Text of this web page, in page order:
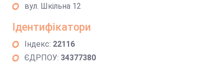
вул. Шкільна 12
Ідентифікатори
Індекс: 22116
ЄДРПОУ: 34377380